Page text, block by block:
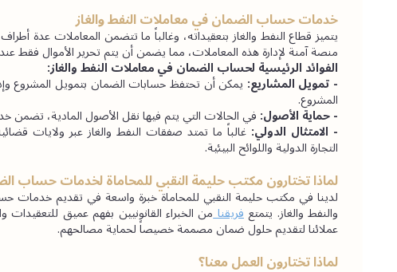
خدمات حساب الضمان في معاملات النفط والغاز
منصة آمنة لإدارة هذه المعاملات، مما يضمن أن يتم تحرير الأموال فقط
الفوائد الرئيسية لحساب الضمان في معاملات النفط والغاز:
- تمويل المشاريع:
المشروع.
- حماية الأصول: في الحالات التي يتم فيها نقل الأصول المادية، تضمن
- الامتثال الدولي:
التجارة الدولية واللوائح البيئية.
لماذا تختارون مكتب حليمة النقبي للمحاماة لخدمات حساب
والنفط والغاز. يتمتع فريقنا
عملائنا لتقديم حلول ضمان مصممة خصيصاً لحماية مصالحهم.
لماذا تختارون العمل معنا؟